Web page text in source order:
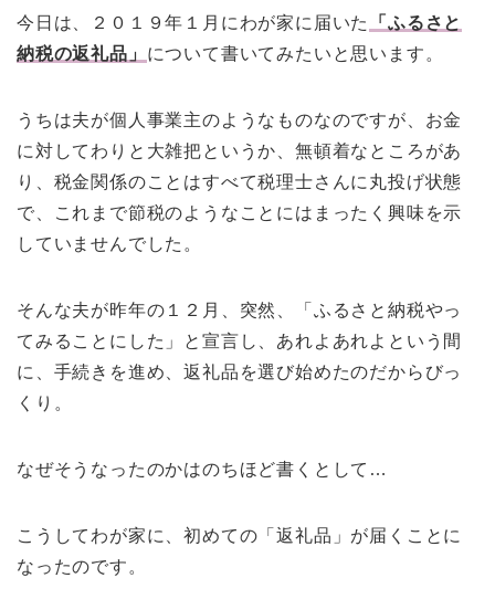
今日は、２０１９年１月にわが家に届いた
「ふるさと
納税の返礼品」 について書いてみたいと思います。
うちは夫が個人事業主のようなものなのですが、お金
に対してわりと大雑把というか、無頓着なところがあ
り、税金関係のことはすべて税理士さんに丸投げ状態
で、これまで節税のようなことにはまったく興味を示
していませんでした。
そんな夫が昨年の１２月、突然、「ふるさと納税やっ
てみることにした」と宣言し、あれよあれよという間
に、手続きを進め、返礼品を選び始めたのだからびっ
くり。
なぜそうなったのかはのちほど書くとして…
こうしてわが家に、初めての「返礼品」が届くことに
なったのです。